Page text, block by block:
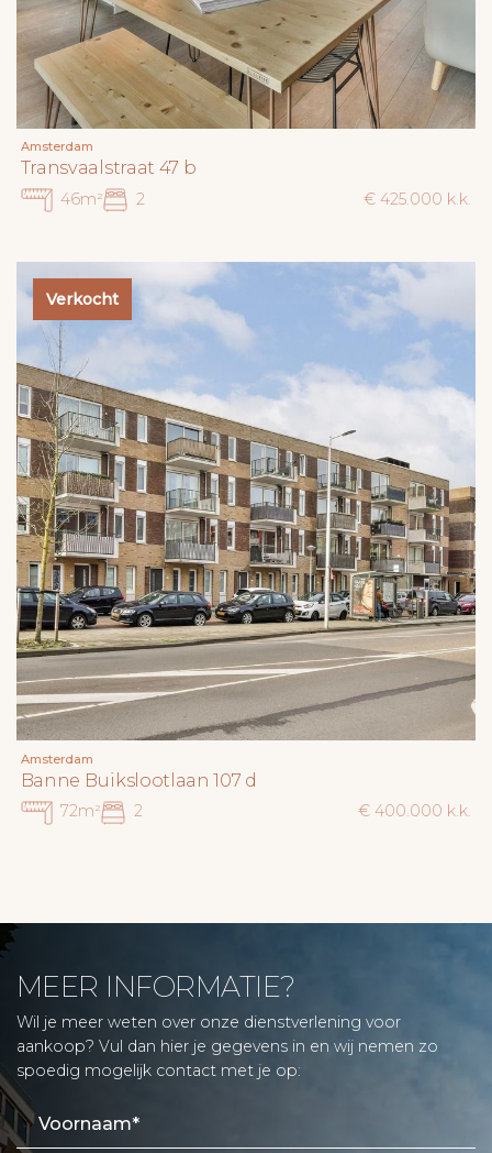
Amsterdam
Transvaalstraat 47 b
46m² 2 € 425.000 k.k.
Verkocht
Amsterdam
Banne Buikslootlaan 107 d
72m² 2 € 400.000 k.k.
MEER INFORMATIE?
Wil je meer weten over onze dienstverlening voor
aankoop? Vul dan hier je gegevens in en wij nemen zo
spoedig mogelijk contact met je op: